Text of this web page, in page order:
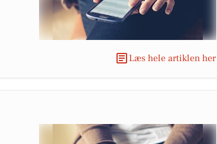
Læs hele artiklen her